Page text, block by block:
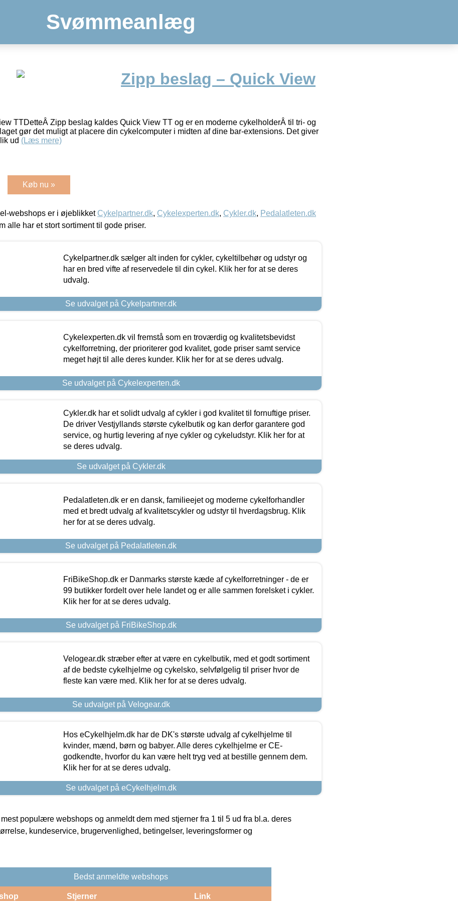
Svømmeanlæg
Zipp beslag – Quick View
TTDetteÂ Zipp beslag kaldes Quick View TT og er en moderne cykelholderÂ til tri- og
gør det muligt at placere din cykelcomputer i midten af dine bar-extensions. Det giver
ud (Læs mere)
Køb nu »
webshops er i øjeblikket Cykelpartner.dk, Cykelexperten.dk, Cykler.dk, Pedalatleten.dk
alle har et stort sortiment til gode priser.
Cykelpartner.dk sælger alt inden for cykler, cykeltilbehør og udstyr og
har en bred vifte af reservedele til din cykel. Klik her for at se deres
udvalg.
Se udvalget på Cykelpartner.dk
Cykelexperten.dk vil fremstå som en troværdig og kvalitetsbevidst
cykelforretning, der prioriterer god kvalitet, gode priser samt service
meget højt til alle deres kunder. Klik her for at se deres udvalg.
Se udvalget på Cykelexperten.dk
Cykler.dk har et solidt udvalg af cykler i god kvalitet til fornuftige priser.
De driver Vestjyllands største cykelbutik og kan derfor garantere god
service, og hurtig levering af nye cykler og cykeludstyr. Klik her for at
se deres udvalg.
Se udvalget på Cykler.dk
Pedalatleten.dk er en dansk, familieejet og moderne cykelforhandler
med et bredt udvalg af kvalitetscykler og udstyr til hverdagsbrug. Klik
her for at se deres udvalg.
Se udvalget på Pedalatleten.dk
FriBikeShop.dk er Danmarks største kæde af cykelforretninger - de er
99 butikker fordelt over hele landet og er alle sammen forelsket i cykler.
Klik her for at se deres udvalg.
Se udvalget på FriBikeShop.dk
Velogear.dk stræber efter at være en cykelbutik, med et godt sortiment
af de bedste cykelhjelme og cykelsko, selvfølgelig til priser hvor de
fleste kan være med. Klik her for at se deres udvalg.
Se udvalget på Velogear.dk
Hos eCykelhjelm.dk har de DK's største udvalg af cykelhjelme til
kvinder, mænd, børn og babyer. Alle deres cykelhjelme er CE-
godkendte, hvorfor du kan være helt tryg ved at bestille gennem dem.
Klik her for at se deres udvalg.
Se udvalget på eCykelhjelm.dk
populære webshops og anmeldt dem med stjerner fra 1 til 5 ud fra bl.a. deres
kundeservice, brugervenlighed, betingelser, leveringsformer og
Bedst anmeldte webshops
Stjerner Link